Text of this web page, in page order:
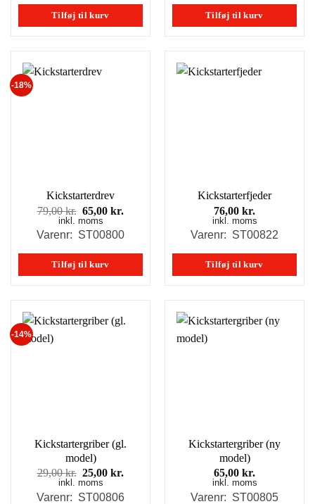
119,00 kr..99,00 kr..
Tilføj til kurv
109,00 kr..99,00
Tilføj til kurv
-18%
Kickstarterdrev
79,00kr. Den
oprindelige
pris
79,00 kr..
65,00kr.
pris
65,00 kr..
inkl. moms
Varenr: ST00800
Tilføj til kurv
Kickstarterfjeder
76,00 kr.
inkl. moms
Varenr: ST00822
Tilføj til kurv
-14%
Kickstartergriber (gl.
model)
29,00kr. Den
oprindelige
pris
25,00kr.
pris
inkl. moms
Varenr: ST00806
Kickstartergriber (ny
model)
65,00 kr.
inkl. moms
Varenr: ST00805